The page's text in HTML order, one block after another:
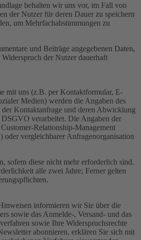
behalten wir uns vor, im Fall von
der Nutzer für deren Dauer zu speichern
um Mehrfachabstimmungen zu
und Beiträge angegebenen Daten,
der Nutzer dauerhaft
mit uns (z.B. per Kontaktformular, E-
Medien) werden die Angaben des
Kontaktanfrage und deren Abwicklung
verarbeitet. Die Angaben der
Relationship-Management
oder vergleichbarer Anfragenorganisation
sofern diese nicht mehr erforderlich sind.
alle zwei Jahre; Ferner gelten
informieren wir Sie über die
sowie das Anmelde-, Versand- und das
sowie Ihre Widerspruchsrechte
abonnieren, erklären Sie sich mit